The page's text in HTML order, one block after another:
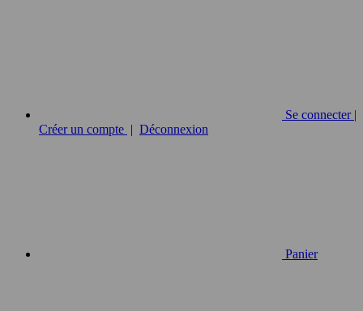
Se connecter |
Créer un compte | Déconnexion
Panier